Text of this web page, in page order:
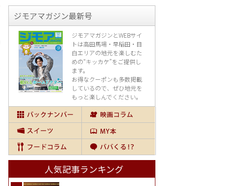
ジモアマガジン最新号
ジモアマガジンとWEBサイ
トは高田馬場・早稲田・目
白エリアの地元を楽しむた
めの“キッカケ”をご提供し
ます。
お得なクーポンも多数掲載
しているので、 ぜひ地元を
もっと楽しんでください。
人気記事ランキング